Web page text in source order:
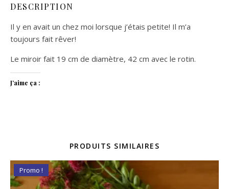
DESCRIPTION
Il y en avait un chez moi lorsque j’étais petite! Il m’a
toujours fait rêver!
Le miroir fait 19 cm de diamètre, 42 cm avec le rotin.
J’aime ça :
PRODUITS SIMILAIRES
Promo !